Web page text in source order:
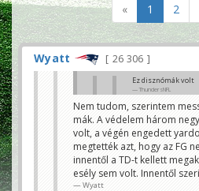
« 1 2
Wyatt 26 306
Ez disznómák volt
ThundersNFL
Ne vicceljünk már
Wyatt
Na jó akkor nem
ThundersNFL
Nem tudom, szerintem
mák. A védelem három
volt, a végén engedett
megtették azt, hogy az FG
innentől a TD-t kellett
esély sem volt. Innentől
Wyatt